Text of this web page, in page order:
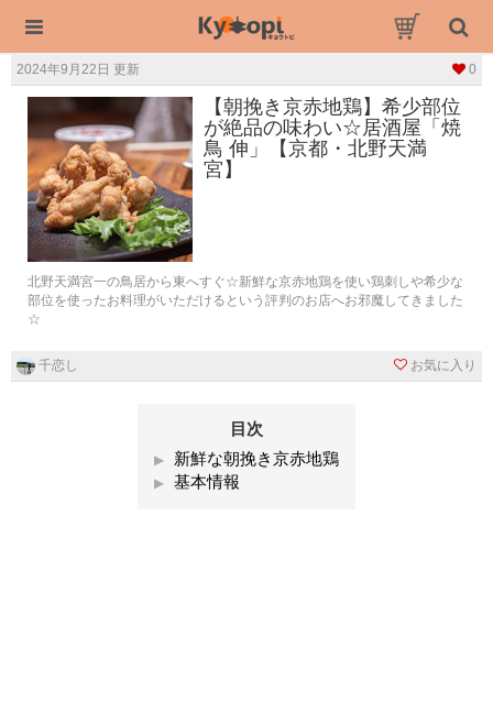
2024年9月22日 更新 0
【朝挽き京赤地鶏】希少部位
が絶品の味わい☆居酒屋「焼
鳥 伸」【京都・北野天満
宮】
北野天満宮一の鳥居から東へすぐ☆新鮮な京赤地鶏を使い鶏刺しや希少な
部位を使ったお料理がいただけるという評判のお店へお邪魔してきました
☆
千恋し お気に入り
目次
新鮮な朝挽き京赤地鶏
基本情報